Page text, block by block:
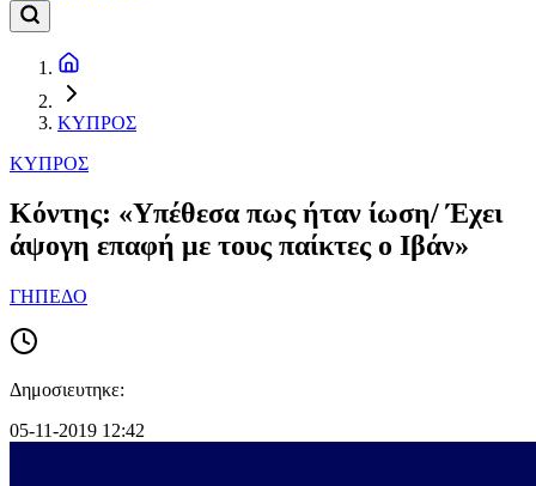
ΚΥΠΡΟΣ
ΚΥΠΡΟΣ
Κόντης: «Υπέθεσα πως ήταν ίωση/ Έχει
άψογη επαφή με τους παίκτες ο Ιβάν»
ΓΗΠΕΔΟ
Δημοσιευτηκε:
05-11-2019 12:42